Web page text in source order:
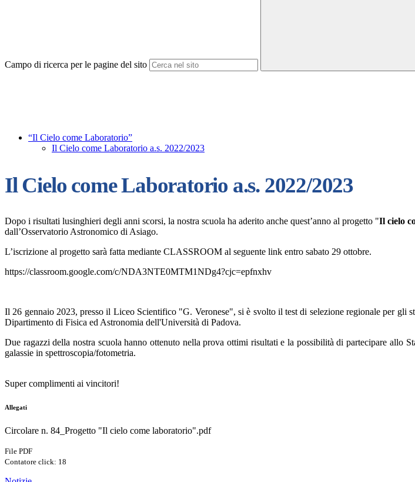
Campo di ricerca per le pagine del sito
“Il Cielo come Laboratorio”
Il Cielo come Laboratorio a.s. 2022/2023
Il Cielo come Laboratorio a.s. 2022/2023
Dopo i risultati lusinghieri degli anni scorsi, la nostra scuola ha aderito anche quest’anno al progetto "Il cielo
dall’Osservatorio Astronomico di Asiago.
L’iscrizione al progetto sarà fatta mediante CLASSROOM al seguente link entro sabato 29 ottobre.
https://classroom.google.com/c/NDA3NTE0MTM1NDg4?cjc=epfnxhv
Il 26 gennaio 2023, presso il Liceo Scientifico "G. Veronese", si è svolto il test di selezione regionale per
Dipartimento di Fisica ed Astronomia dell'Università di Padova.
Due ragazzi della nostra scuola hanno ottenuto nella prova ottimi risultati e la possibilità di partecipare allo
galassie in spettroscopia/fotometria.
Super complimenti ai vincitori!
Allegati
Circolare n. 84_Progetto "Il cielo come laboratorio".pdf
File PDF
Contatore click: 18